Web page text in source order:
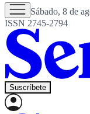
Sábado, 8 de
ISSN 2745-2794
Suscríbete